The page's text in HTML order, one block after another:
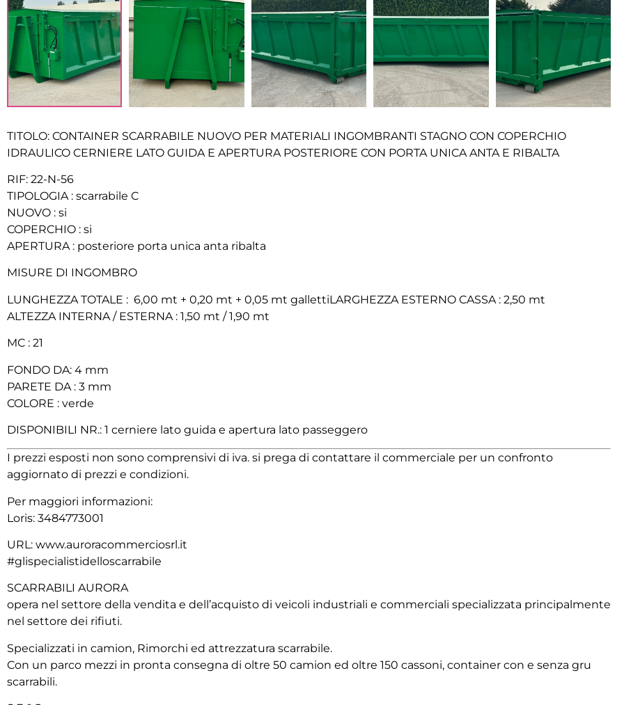
TITOLO: CONTAINER SCARRABILE NUOVO PER MATERIALI INGOMBRANTI STAGNO CON COPERCHIO
IDRAULICO CERNIERE LATO GUIDA E APERTURA POSTERIORE CON PORTA UNICA ANTA E RIBALTA
RIF: 22-N-56
TIPOLOGIA : scarrabile C
NUOVO : si
COPERCHIO : si
APERTURA : posteriore porta unica anta ribalta
MISURE DI INGOMBRO
LUNGHEZZA TOTALE : 6,00 mt + 0,20 mt + 0,05 mt gallettiLARGHEZZA ESTERNO CASSA : 2,50 mt
ALTEZZA INTERNA / ESTERNA : 1,50 mt / 1,90 mt
MC : 21
FONDO DA: 4 mm
PARETE DA : 3 mm
COLORE : verde
DISPONIBILI NR.: 1 cerniere lato guida e apertura lato passeggero
I prezzi esposti non sono comprensivi di iva. si prega di contattare il commerciale per un confronto
aggiornato di prezzi e condizioni.
Per maggiori informazioni:
Loris: 3484773001
URL: www.auroracommerciosrl.it
#glispecialistidelloscarrabile
SCARRABILI AURORA
opera nel settore della vendita e dell’acquisto di veicoli industriali e commerciali specializzata principalmente
nel settore dei rifiuti.
Specializzati in camion, Rimorchi ed attrezzatura scarrabile.
Con un parco mezzi in pronta consegna di oltre 50 camion ed oltre 150 cassoni, container con e senza gru
scarrabili.